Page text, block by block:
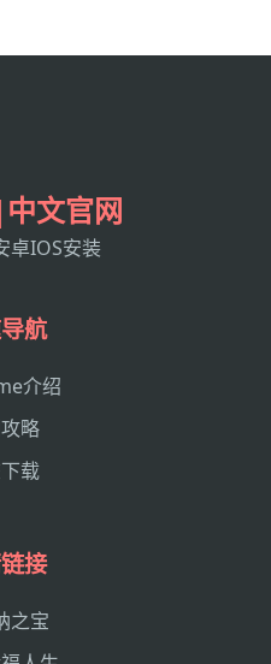
文官网
卓IOS安装
航
介绍
略
载
接
之宝